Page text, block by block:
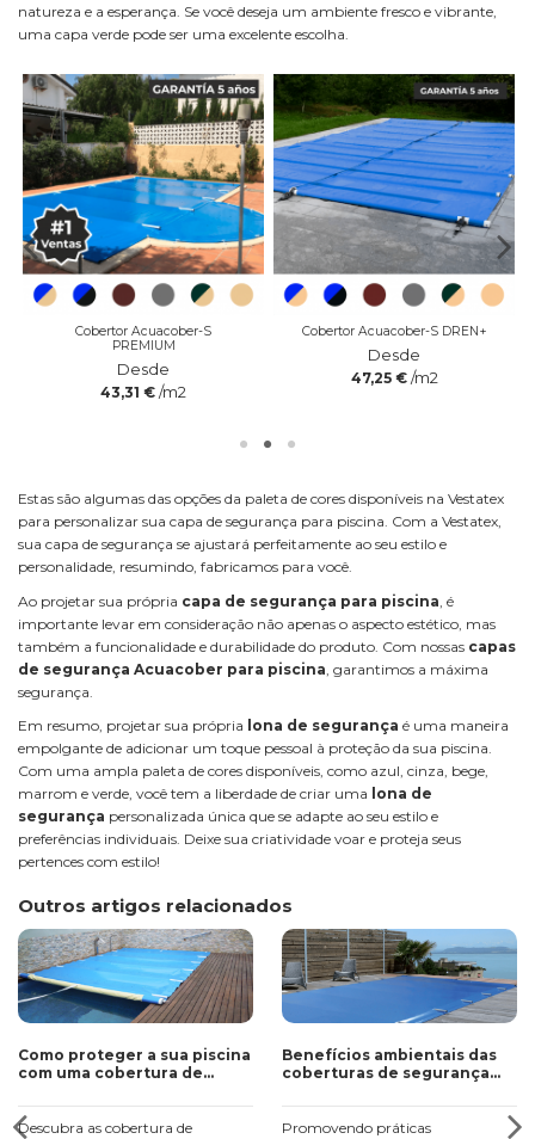
natureza e a esperança. Se você deseja um ambiente fresco e vibrante,
uma capa verde pode ser uma excelente escolha.
Cobertor Acuacober-S
PREMIUM
Desde
43,31 € /m2
Cobertor Acuacober-S DREN+
Desde
47,25 € /m2
Estas são algumas das opções da paleta de cores disponíveis na Vestatex
para personalizar sua capa de segurança para piscina. Com a Vestatex,
sua capa de segurança se ajustará perfeitamente ao seu estilo e
personalidade, resumindo, fabricamos para você.
Ao projetar sua própria capa de segurança para piscina , é
importante levar em consideração não apenas o aspecto estético, mas
também a funcionalidade e durabilidade do produto. Com nossas capas
de segurança Acuacober para piscina , garantimos a máxima
segurança.
Em resumo, projetar sua própria lona de segurança é uma maneira
empolgante de adicionar um toque pessoal à proteção da sua piscina.
Com uma ampla paleta de cores disponíveis, como azul, cinza, bege,
marrom e verde, você tem a liberdade de criar uma lona de
segurança personalizada única que se adapte ao seu estilo e
preferências individuais. Deixe sua criatividade voar e proteja seus
pertences com estilo!
Outros artigos relacionados
Como proteger a sua piscina
com uma cobertura de
Descubra as cobertura de
Benefícios ambientais das
coberturas de segurança
Promovendo práticas